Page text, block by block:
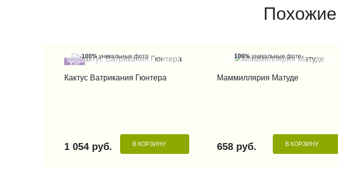
Хит
100%уникальные фото
Кактус Ватрикания Гюнтера
1 054 руб. В КОРЗИНУ
100%уникальные фото
Маммиллярия Матуде
658 руб. В КОРЗИНУ